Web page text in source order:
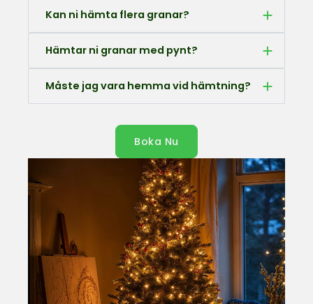
Kan ni hämta flera granar?
Hämtar ni granar med pynt?
Måste jag vara hemma vid hämtning?
Boka Nu